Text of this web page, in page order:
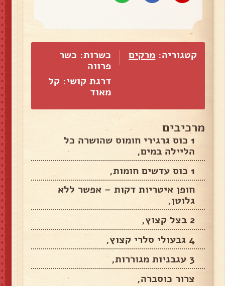
קטגוריה: מרקים
כשרות: כשר
פרווה
דרגת קושי: קל
מאוד
מרכיבים
1 כוס גרגירי חומוס שהושרה כל
הליילה במים,
1 כוס עדשים חומות,
חופן איטריות דקות – אפשר ללא
גלוטן,
2 בצל קצוץ,
4 גבעולי סלרי קצוץ,
3 עגבניות מגוררות,
צרור כוסברה,